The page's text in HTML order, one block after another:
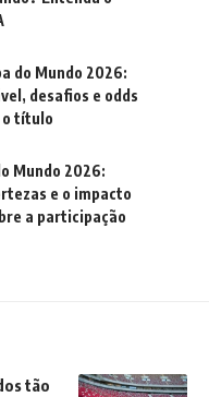
do Mundo 2026:
desafios e odds
o título
Mundo 2026:
e o impacto
a participação
tão